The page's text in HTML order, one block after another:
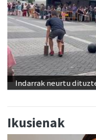
Indarrak neurtu
Ikusienak